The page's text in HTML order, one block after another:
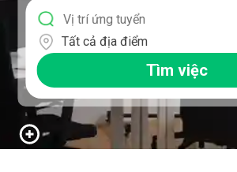
Tất cả địa điểm
Tìm việc